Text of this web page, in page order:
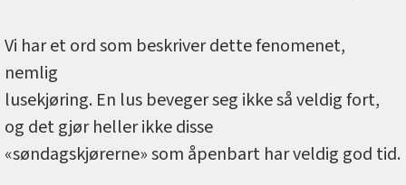
Vi har et ord som beskriver dette fenomenet,
nemlig
lusekjøring. En lus beveger seg ikke så veldig fort,
og det gjør heller ikke disse
«søndagskjørerne» som åpenbart har veldig god tid.